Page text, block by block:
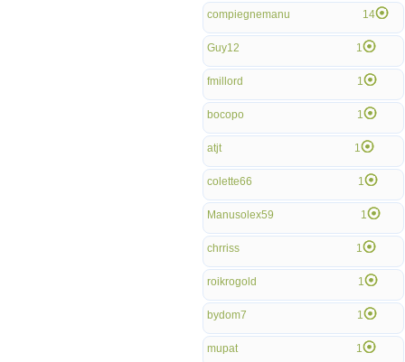
compiegnemanu 14
Guy12 1
fmillord 1
bocopo 1
atjt 1
colette66 1
Manusolex59 1
chrriss 1
roikrogold 1
bydom7 1
mupat 1